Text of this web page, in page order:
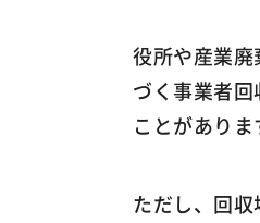
役所や産業
づく事業者
ことがありま
ただし、回